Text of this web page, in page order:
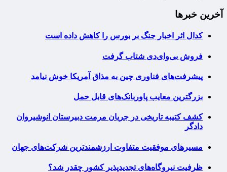
آخرین خبرها
کدال اثر اخبار جنگ بر بورس را کاهش داده است
فروش بی‌وای‌دی شتاب گرفت
پیشرفت‌های فناوری چین به مذاق آمریکا خوش نیامد
بزرگترین معایب پاوربانک‌های قابل حمل
کشف کتیبه تاریخی در جریان مرمت دبیرستان انوشیروان
دادگر
مسیرهای موفقیت متفاوت ارزشمندترین شرکت‌های جهان
ظرفیت نیروگاه‌های تجدیدپذیر کشور چقدر شد؟